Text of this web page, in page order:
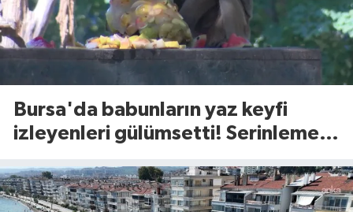
Bursa'da babunların yaz keyfi
izleyenleri gülümsetti! Serinleme